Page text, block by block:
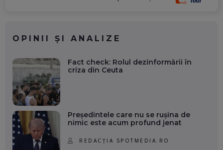
OPINII ȘI ANALIZE
Fact check: Rolul dezinformării în
criza din Ceuta
Președintele care nu se rușina de
nimic este acum profund jenat
REDACȚIA SPOTMEDIA.RO